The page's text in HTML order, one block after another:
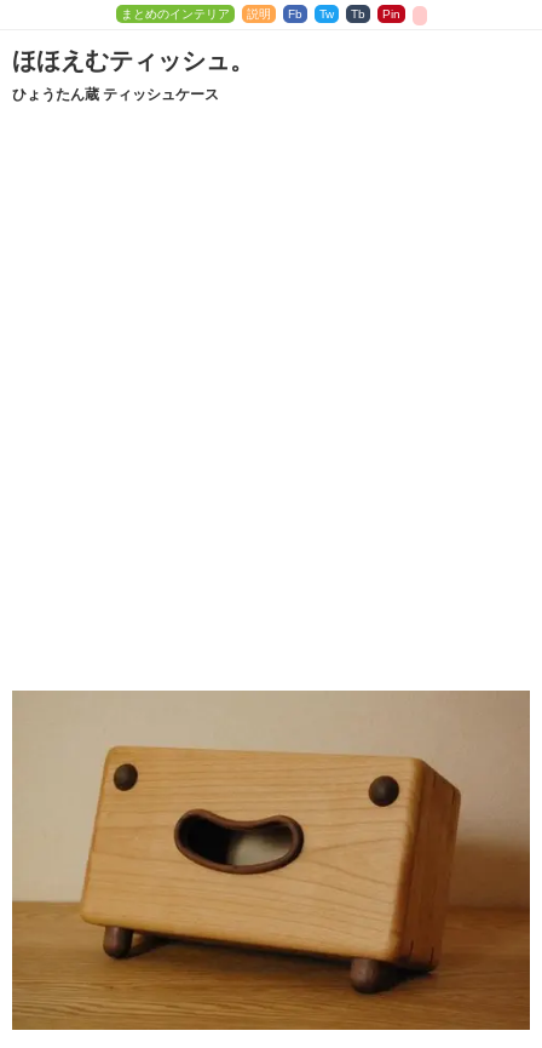
まとめのインテリア 説明 Fb Tw Tb Pin
ほほえむティッシュ。
ひょうたん蔵 ティッシュケース